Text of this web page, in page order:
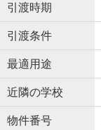
引渡時期
引渡条件
最適用途
近隣の学校
物件番号